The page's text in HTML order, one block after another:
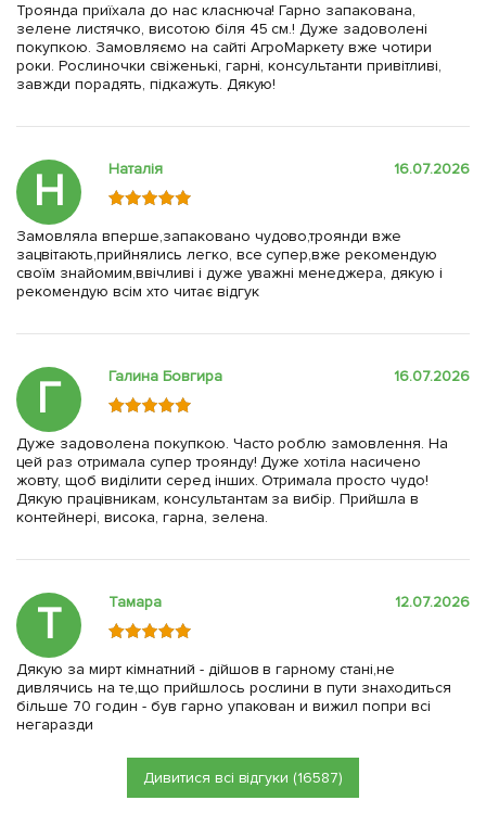
Троянда приїхала до нас класнюча! Гарно запакована,
зелене листячко, висотою біля 45 см.! Дуже задоволені
покупкою. Замовляємо на сайті АгроМаркету вже чотири
роки. Рослиночки свіженькі, гарні, консультанти привітливі,
завжди порадять, підкажуть. Дякую!
Н Наталія 16.07.2026
Замовляла вперше,запаковано чудово,троянди вже
зацвітають,прийнялись легко, все супер,вже рекомендую
своїм знайомим,ввічливі і дуже уважні менеджера, дякую і
рекомендую всім хто читає відгук
Г Галина Бовгира 16.07.2026
Дуже задоволена покупкою. Часто роблю замовлення. На
цей раз отримала супер троянду! Дуже хотіла насичено
жовту, щоб виділити серед інших. Отримала просто чудо!
Дякую працівникам, консультантам за вибір. Прийшла в
контейнері, висока, гарна, зелена.
Т Тамара 12.07.2026
Дякую за мирт кімнатний - дійшов в гарному стані,не
дивлячись на те,що прийшлось рослини в пути знаходиться
більше 70 годин - був гарно упакован и вижил попри всі
негаразди
Дивитися всі відгуки (16587)